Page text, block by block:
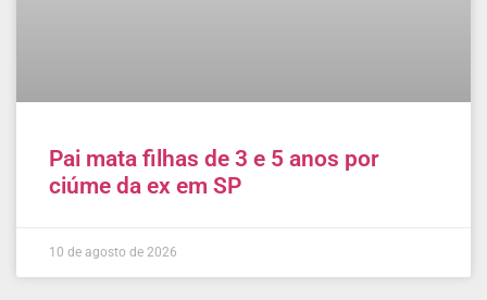
Pai mata filhas de 3 e 5 anos por
ciúme da ex em SP
10 de agosto de 2026